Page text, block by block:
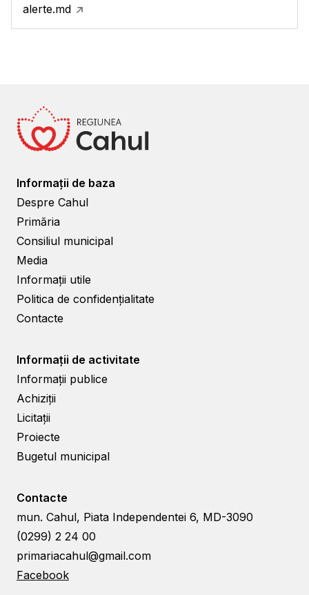
alerte.md
Informații de baza
Despre Cahul
Primăria
Consiliul municipal
Media
Informații utile
Politica de confidențialitate
Contacte
Informații de activitate
Informații publice
Achiziții
Licitații
Proiecte
Bugetul municipal
Contacte
mun. Cahul, Piata Independentei 6, MD-3090
(0299) 2 24 00
primariacahul@gmail.com
Facebook